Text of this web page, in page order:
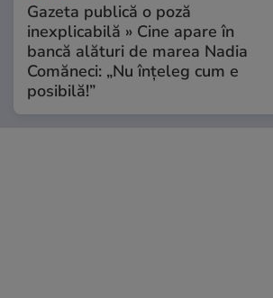
Gazeta publică o poză
inexplicabilă » Cine apare în
bancă alături de marea Nadia
Comăneci: „Nu înțeleg cum e
posibilă!”